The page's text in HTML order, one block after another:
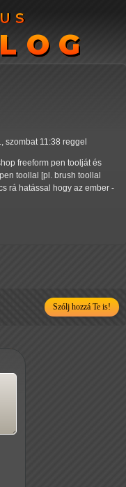
szombat 11:38 reggel
freeform pen toolját és
toollal [pl. brush toollal
rá hatással hogy az ember -
Szólj hozzá Te is!